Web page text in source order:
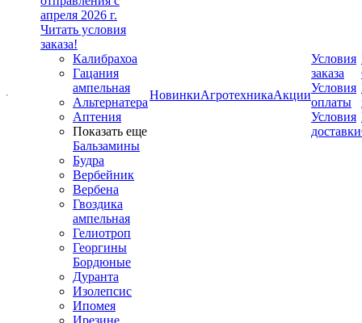
апреля 2026 г.
Читать условия
заказа!
Калибрахоа
Гацания
ампельная
Альтернатера
Аптения
Показать еще
Бальзамины
Будра
Вербейник
Вербена
Гвоздика
ампельная
Гелиотроп
Георгины
Бордюные
Дуранта
Изолепсис
Ипомея
Ирезине
НовинкиАгротехникаАкции
Условия
заказа
Условия
оплаты
Условия
доставки